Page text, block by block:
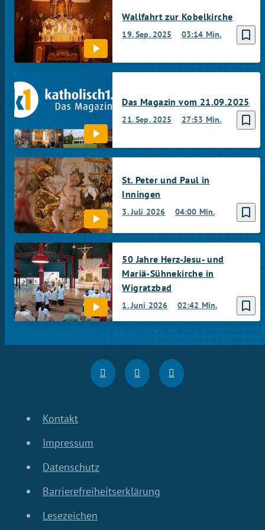
bookmark_border
19. Sep. 2025 03:14 Min.
Wallfahrt zur Kobelkirche
bookmark_border
21. Sep. 2025 27:53 Min.
Das Magazin vom 21.09.2025
bookmark_border
3. Juli 2026 04:00 Min.
St. Peter und Paul in
Inningen
bookmark_border
1. Juni 2026 02:42 Min.
50 Jahre Herz-Jesu- und
Mariä-Sühnekirche in
Wigratzbad
Kontakt
Impressum
Datenschutz
Barrierefreiheitserklärung
Lesezeichen